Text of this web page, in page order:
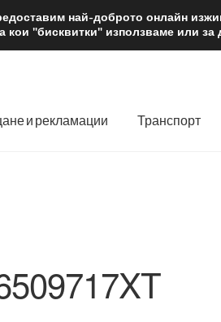
лв.
и рекламации Транспорт
най-доброто онлайн
"бисквитки" използваме или за